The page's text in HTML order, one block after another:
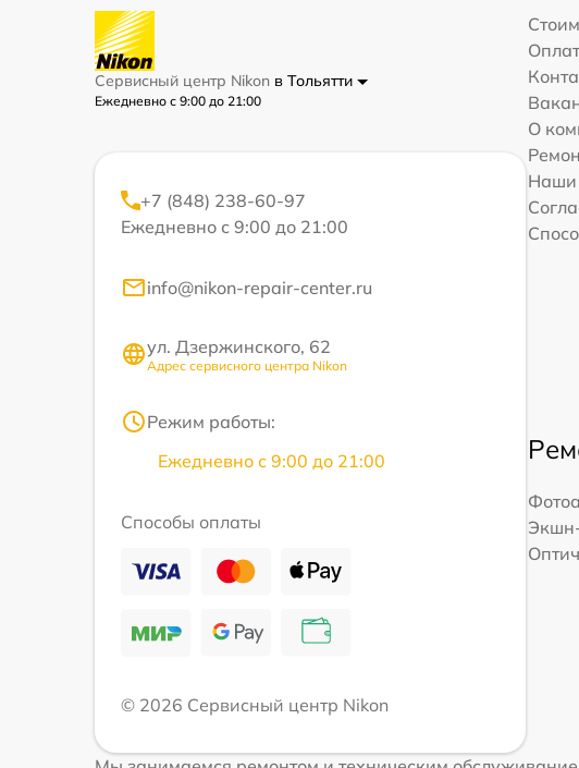
Сервисный центр Nikon в Тольятти
Ежедневно с 9:00 до 21:00
+7 (848) 238-60-97
Ежедневно с 9:00 до 21:00
info@nikon-repair-center.ru
ул. Дзержинского, 62
Адрес сервисного центра Nikon
Режим работы:
Ежедневно с 9:00 до 21:00
Способы оплаты
© 2026 Сервисный центр Nikon
О
Наши